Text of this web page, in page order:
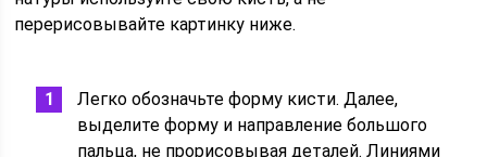
перерисовывайте картинку ниже.
Легко обозначьте форму кисти. Далее,
выделите форму и направление большого
пальца, не прорисовывая деталей. Линиями